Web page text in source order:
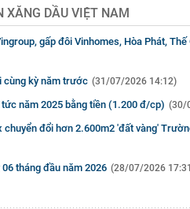
XĂNG DẦU VIỆT NAM
gấp đôi Vinhomes, Hòa Phát,
cùng kỳ năm trước (31/07/2026 14:12)
năm 2025 bằng tiền (1.200 đ/cp) (30/
chuyển đổi hơn 2.600m2 'đất vàng'
tháng đầu năm 2026 (28/07/2026